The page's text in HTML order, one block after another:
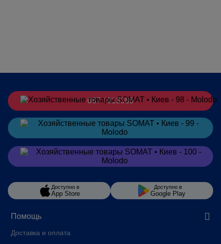
Помощь
Доставка и оплата
067 4913385
Заказатьв Telegram
Заказатьв Viber
Доступно в
App Store
Доступно в
Google Play